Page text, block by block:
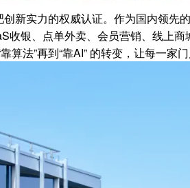
新实力的权威认证。作为国内领先
收银、点单外卖、会员营销、线上
法”再到“靠AI” 的转变，让每一家门